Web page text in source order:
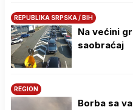
REPUBLIKA SRPSKA / BIH
Na većini
saobraćaj
REGION
Borba sa